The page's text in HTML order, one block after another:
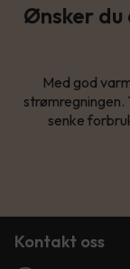
Ønsker du
Med god
strømregningen.
senke
Kontakt oss